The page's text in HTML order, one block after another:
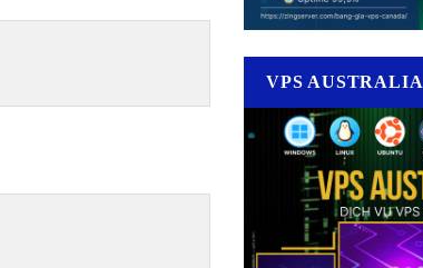
VPS AUSTRALIA